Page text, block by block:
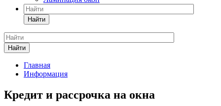
Найти
Найти
Главная
Информация
Кредит и рассрочка на окна